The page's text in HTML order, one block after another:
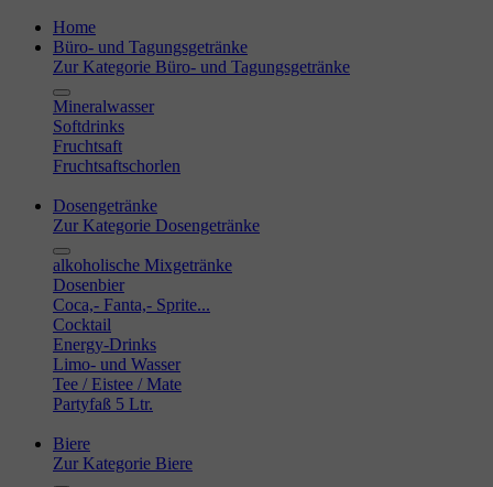
Home
Büro- und Tagungsgetränke
Zur Kategorie Büro- und Tagungsgetränke
Mineralwasser
Softdrinks
Fruchtsaft
Fruchtsaftschorlen
Dosengetränke
Zur Kategorie Dosengetränke
alkoholische Mixgetränke
Dosenbier
Coca,- Fanta,- Sprite...
Cocktail
Energy-Drinks
Limo- und Wasser
Tee / Eistee / Mate
Partyfaß 5 Ltr.
Biere
Zur Kategorie Biere